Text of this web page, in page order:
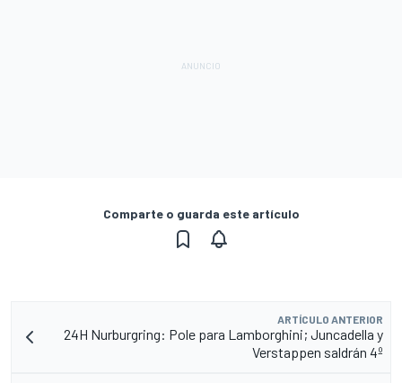
Comparte o guarda este artículo
ARTÍCULO ANTERIOR
24H Nurburgring: Pole para Lamborghini; Juncadella y
Verstappen saldrán 4º